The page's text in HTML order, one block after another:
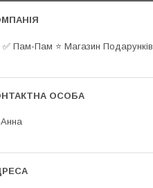
✅ Пам-Пам ⭐ Магазин Подарунків
Анна